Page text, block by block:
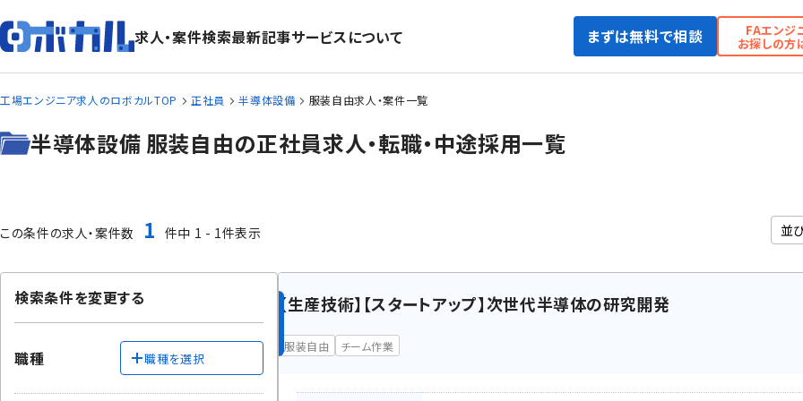
求人・案件検索最新記事サービスについて まずは無料で相談 FAエンジ
お探しの方
工場エンジニア求人のロボカルTOP 正社員 半導体設備 服装自由求人・案件一覧
半導体設備 服装自由の正社員求人・転職・中途採用一覧
この条件の求人・案件数 1 件中 1 - 1件表示
【生産技術】【スタートアップ】次世代半導体の研究開発
服装自由 チーム作業
検索条件を変更する
職種 職種を選択